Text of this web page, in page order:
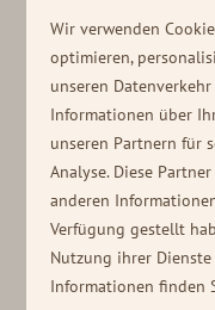
Aktiv
EIN
Entspannung im
es auch schön,
Tipps für aktive
einen schönen Tag.
Weiterlesen
Wir verwenden
optimieren,
unseren
Informationen über
unseren Partnern für
Analyse. Diese
anderen
Verfügung gestellt
Nutzung ihrer
Informationen finden